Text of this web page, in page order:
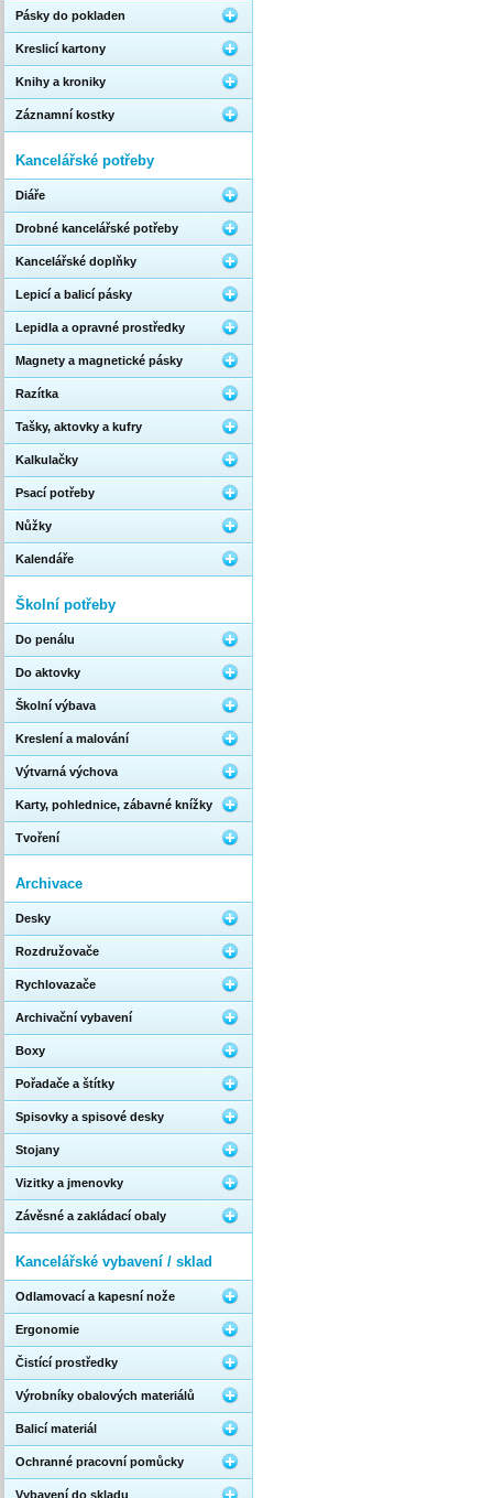
Pásky do pokladen
Kreslicí kartony
Knihy a kroniky
Záznamní kostky
Kancelářské potřeby
Diáře
Drobné kancelářské potřeby
Kancelářské doplňky
Lepicí a balicí pásky
Lepidla a opravné prostředky
Magnety a magnetické pásky
Razítka
Tašky, aktovky a kufry
Kalkulačky
Psací potřeby
Nůžky
Kalendáře
Školní potřeby
Do penálu
Do aktovky
Školní výbava
Kreslení a malování
Výtvarná výchova
Karty, pohlednice, zábavné knížky
Tvoření
Archivace
Desky
Rozdružovače
Rychlovazače
Archivační vybavení
Boxy
Pořadače a štítky
Spisovky a spisové desky
Stojany
Vizitky a jmenovky
Závěsné a zakládací obaly
Kancelářské vybavení / sklad
Odlamovací a kapesní nože
Ergonomie
Čistící prostředky
Výrobníky obalových materiálů
Balicí materiál
Ochranné pracovní pomůcky
Vybavení do skladu